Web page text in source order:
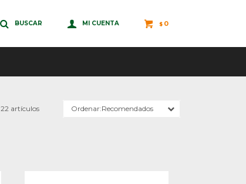
$ 0
22 artículos Recomendados